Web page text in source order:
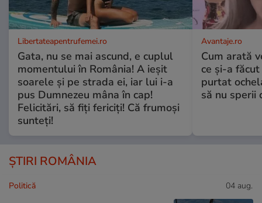
Libertateapentrufemei.ro
Gata, nu se mai ascund, e cuplul
momentului în România! A ieșit
soarele și pe strada ei, iar lui i-a
pus Dumnezeu mâna în cap!
Felicitări, să fiți fericiți! Că frumoși
sunteți!
Avantaje.ro
Cum arată
ce și-a
purtat
să nu sperii
ȘTIRI ROMÂNIA
Politică 04 aug.